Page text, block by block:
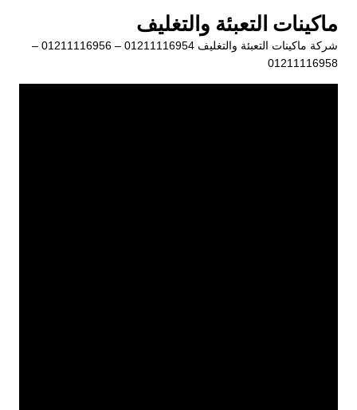
المحتوى
ماكينات التعبئة والتغليف
شركة ماكينات التعبئة والتغليف 01211116954 – 01211116956 –
01211116958